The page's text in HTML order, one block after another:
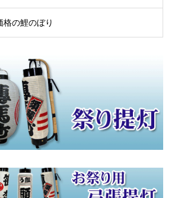
の鯉のぼり